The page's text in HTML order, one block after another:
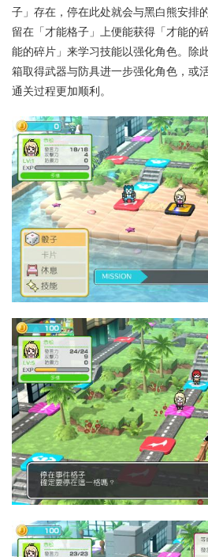
子」存在，停在此处就会与黑白熊安排
留在「才能格子」上便能获得「才能的
能的碎片」来学习技能以强化角色。除
箱取得武器与防具进一步强化角色，或
通关过程更加顺利。